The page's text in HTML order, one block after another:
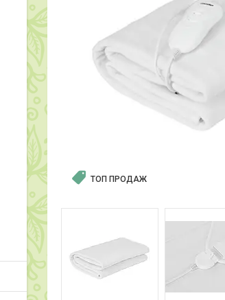
ТОП ПРОДАЖ